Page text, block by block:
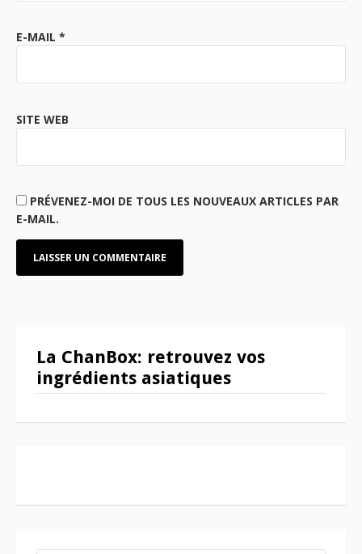
E-MAIL *
SITE WEB
PRÉVENEZ-MOI DE TOUS LES NOUVEAUX ARTICLES PAR
E-MAIL.
La ChanBox: retrouvez vos
ingrédients asiatiques